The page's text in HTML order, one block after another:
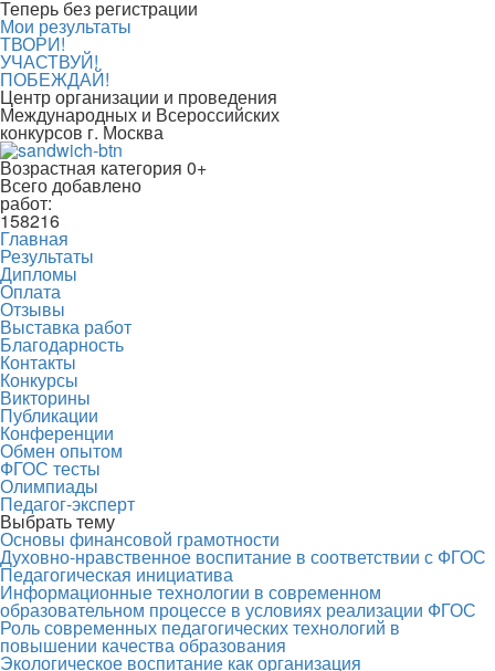
Теперь без регистрации
Мои результаты
ТВОРИ!
УЧАСТВУЙ!
ПОБЕЖДАЙ!
Центр организации и проведения
Международных и Всероссийских
конкурсов г. Москва
Возрастная категория 0+
Всего добавлено
работ:
158216
Главная
Результаты
Дипломы
Оплата
Отзывы
Выставка работ
Благодарность
Контакты
Конкурсы
Викторины
Публикации
Конференции
Обмен опытом
ФГОС тесты
Олимпиады
Педагог-эксперт
Выбрать тему
Основы финансовой грамотности
Духовно-нравственное воспитание в соответствии с ФГОС
Педагогическая инициатива
Информационные технологии в современном
образовательном процессе в условиях реализации ФГОС
Роль современных педагогических технологий в
повышении качества образования
Экологическое воспитание как организация